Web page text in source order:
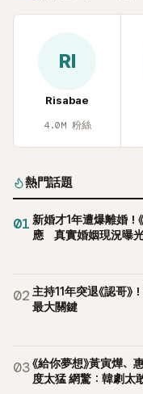
RI
Risabae
4.0M 粉絲
熱門話題
01 新婚才1年遭爆離婚！
應 真實婚姻現況曝
02 主持11年突退《認哥
最大關鍵
03《給你夢想》黃寅燁
度太猛 網驚：韓劇太